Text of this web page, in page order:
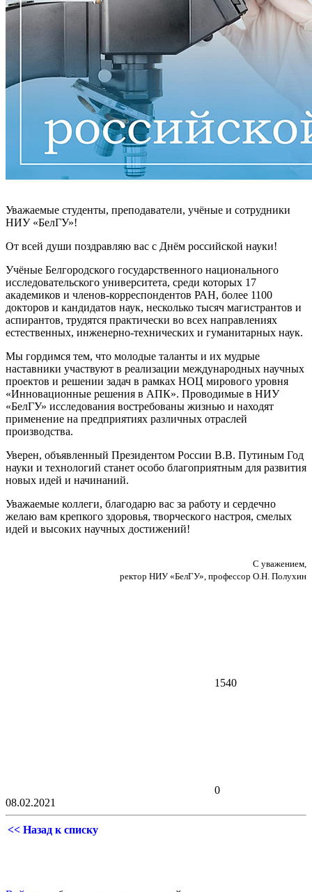
Уважаемые студенты, преподаватели, учёные и сотрудники
НИУ «БелГУ»!
От всей души поздравляю вас с Днём российской науки!
Учёные Белгородского государственного национального
исследовательского университета, среди которых 17
академиков и членов-корреспондентов РАН, более 1100
докторов и кандидатов наук, несколько тысяч магистрантов и
аспирантов, трудятся практически во всех направлениях
естественных, инженерно-технических и гуманитарных наук.
Мы гордимся тем, что молодые таланты и их мудрые
наставники участвуют в реализации международных научных
проектов и решении задач в рамках НОЦ мирового уровня
«Инновационные решения в АПК». Проводимые в НИУ
«БелГУ» исследования востребованы жизнью и находят
применение на предприятиях различных отраслей
производства.
Уверен, объявленный Президентом России В.В. Путиным Год
науки и технологий станет особо благоприятным для развития
новых идей и начинаний.
Уважаемые коллеги, благодарю вас за работу и сердечно
желаю вам крепкого здоровья, творческого настроя, смелых
идей и высоких научных достижений!
С уважением,
ректор НИУ «БелГУ», профессор О.Н. Полухин
1540
0
08.02.2021
<< Назад к списку